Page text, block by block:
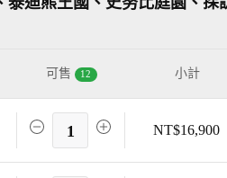
可售 12 小計
1 NT$16,900